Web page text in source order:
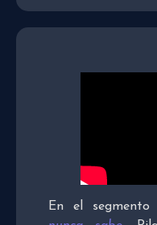
En el segmento